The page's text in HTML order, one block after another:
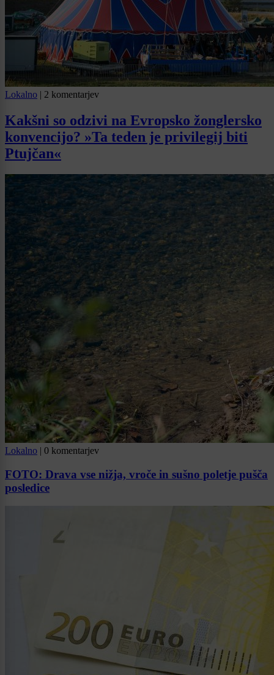
Lokalno | 2 komentarjev
Kakšni so odzivi na Evropsko žonglersko
konvencijo? »Ta teden je privilegij biti
Ptujčan«
Lokalno | 0 komentarjev
FOTO: Drava vse nižja, vroče in sušno poletje pušča
posledice